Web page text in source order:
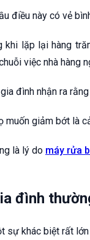
điều này có vẻ
khi lặp lại hàng
việc nhà hàng
đình nhận ra
muốn giảm bớt là
là lý do máy rửa
đình
sự khác biệt rất